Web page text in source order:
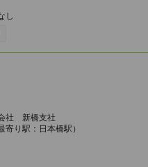
し
社 新橋支社
り駅：日本橋駅）